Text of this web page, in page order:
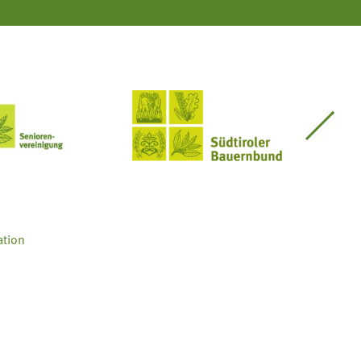
Seniorenvereinigung im SBB Südtiroler Bauernbund